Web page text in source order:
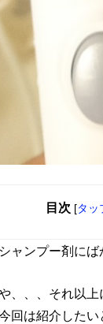
目次 [タッ
ャンプー剤にば
、、、それ以
回は紹介したい